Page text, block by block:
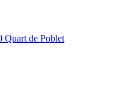
Quart de Poblet